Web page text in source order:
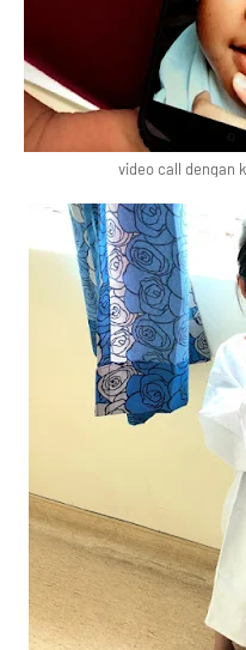
video call dengan